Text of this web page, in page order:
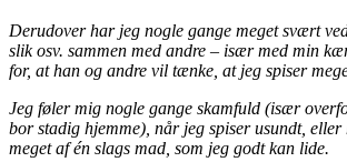
Derudover har jeg nogle gange meget svært
slik osv. sammen med andre – især med min
for, at han og andre vil tænke, at jeg spiser
Jeg føler mig nogle gange skamfuld (især
bor stadig hjemme), når jeg spiser usundt, eller
meget af én slags mad, som jeg godt kan lide.